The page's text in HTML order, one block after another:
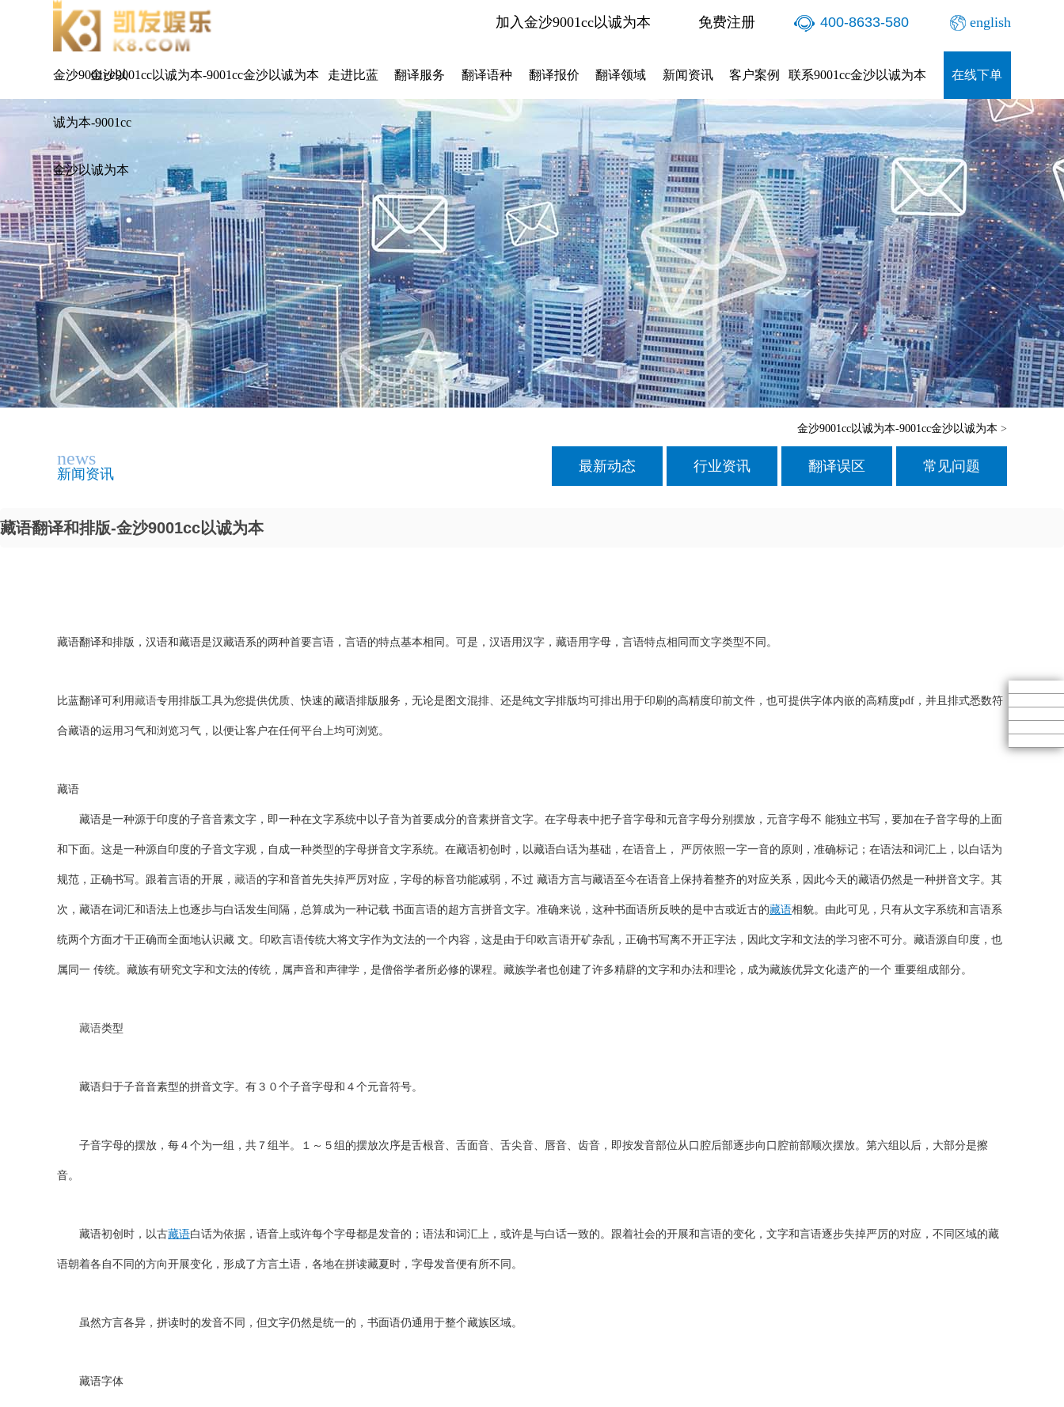
加入金沙9001cc以诚为本 免费注册 400-8633-580 english
金沙9001cc以
诚为本-9001cc
金沙以诚为本
金沙9001cc以诚为本-9001cc金沙以诚为本 走进比蓝 翻译服务 翻译语种 翻译报价 翻译领域 新闻资讯 客户案例 联系9001cc金沙以诚为本 在线下单
金沙9001cc以诚为本-9001cc金沙以诚为本 >
news
新闻资讯 最新动态 行业资讯 翻译误区 常见问题
藏语翻译和排版-金沙9001cc以诚为本
藏语翻译和排版，汉语和藏语是汉藏语系的两种首要言语，言语的特点基本相同。可是，汉语用汉字，藏语用字母，言语特点相同而文字类型不同。
比蓝翻译可利用藏语专用排版工具为您提供优质、快速的藏语排版服务，无论是图文混排、还是纯文字排版均可排出用于印刷的高精度印前文件，也可提供字体内嵌的高精度pdf，并且排式悉数符
合藏语的运用习气和浏览习气，以便让客户在任何平台上均可浏览。
藏语
藏语是一种源于印度的子音音素文字，即一种在文字系统中以子音为首要成分的音素拼音文字。在字母表中把子音字母和元音字母分别摆放，元音字母不 能独立书写，要加在子音字母的上面
和下面。这是一种源自印度的子音文字观，自成一种类型的字母拼音文字系统。在藏语初创时，以藏语白话为基础，在语音上， 严厉依照一字一音的原则，准确标记；在语法和词汇上，以白话为
规范，正确书写。跟着言语的开展， 藏语的字和音首先失掉严厉对应，字母的标音功能减弱，不过 藏语方言与藏语至今在语音上保持着整齐的对应关系，因此今天的藏语仍然是一种拼音文字。其
次，藏语在词汇和语法上也逐步与白话发生间隔，总算成为一种记载 书面言语的超方言拼音文字。准确来说，这种书面语所反映的是中古或近古的藏语相貌。由此可见，只有从文字系统和言语系
统两个方面才干正确而全面地认识藏 文。印欧言语传统大将文字作为文法的一个内容，这是由于印欧言语开矿杂乱，正确书写离不开正字法，因此文字和文法的学习密不可分。藏语源自印度，也
属同一 传统。藏族有研究文字和文法的传统，属声音和声律学，是僧俗学者所必修的课程。藏族学者也创建了许多精辟的文字和办法和理论，成为藏族优异文化遗产的一个 重要组成部分。
藏语类型
藏语归于子音音素型的拼音文字。有３０个子音字母和４个元音符号。
子音字母的摆放，每４个为一组，共７组半。１～５组的摆放次序是舌根音、舌面音、舌尖音、唇音、齿音，即按发音部位从口腔后部逐步向口腔前部顺次摆放。第六组以后，大部分是擦
音。
藏语初创时，以古藏语白话为依据，语音上或许每个字母都是发音的；语法和词汇上，或许是与白话一致的。跟着社会的开展和言语的变化，文字和言语逐步失掉严厉的对应，不同区域的藏
语朝着各自不同的方向开展变化，形成了方言土语，各地在拼读藏夏时，字母发音便有所不同。
虽然方言各异，拼读时的发音不同，但文字仍然是统一的，书面语仍通用于整个藏族区域。
藏语字体